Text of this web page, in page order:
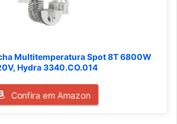
Multitemperatura Spot 8T 6800W
Hydra 3340.CO.014
Confira em Amazon